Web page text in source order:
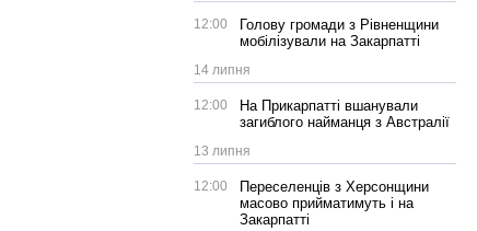
12:00
Голову громади з Рівненщини
мобілізували на Закарпатті
14 липня
12:00
На Прикарпатті вшанували
загиблого найманця з Австралії
13 липня
12:00
Переселенців з Херсонщини
масово прийматимуть і на
Закарпатті